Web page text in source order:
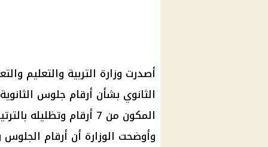
أصدرت وزارة التربية والتعليم
المكون من 7 أرقام
وأوضحت الوزارة أن أرقام الجلوس